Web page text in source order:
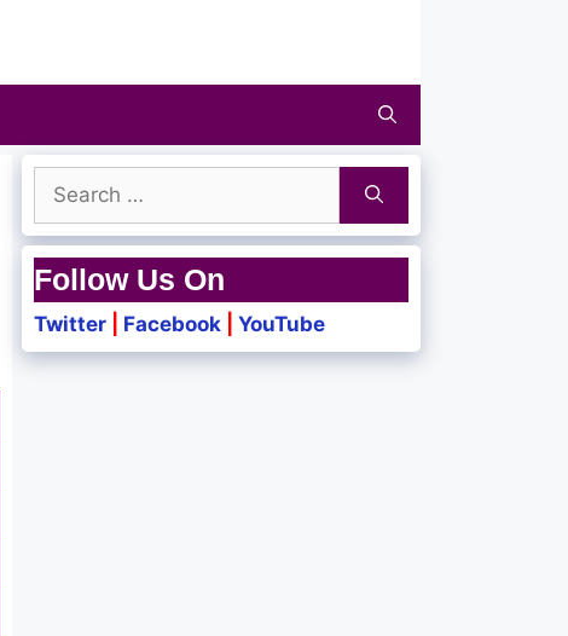
Search
for:
Follow Us On
Twitter Facebook YouTube